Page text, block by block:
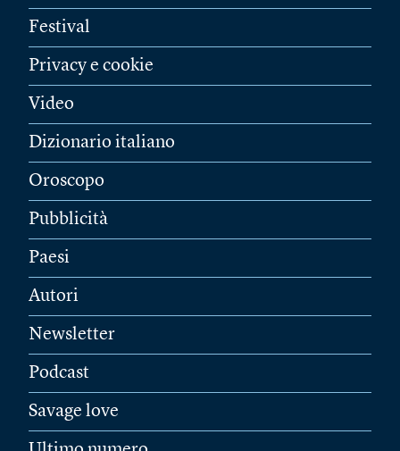
Festival
Privacy e cookie
Video
Dizionario italiano
Oroscopo
Pubblicità
Paesi
Autori
Newsletter
Podcast
Savage love